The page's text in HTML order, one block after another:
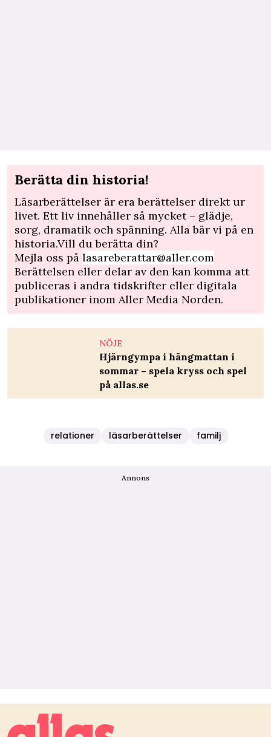
Berätta din historia!
Läsarberättelser är era berättelser direkt ur
livet. Ett liv innehåller så mycket – glädje,
sorg, dramatik och spänning. Alla bär vi på en
historia.Vill du berätta din?
Mejla oss på lasareberattar@aller.com
Berättelsen eller delar av den kan komma att
publiceras i andra tidskrifter eller digitala
publikationer inom Aller Media Norden.
NÖJE
Hjärngympa i hängmattan i
sommar – spela kryss och spel
på allas.se
relationer läsarberättelser familj
Annons